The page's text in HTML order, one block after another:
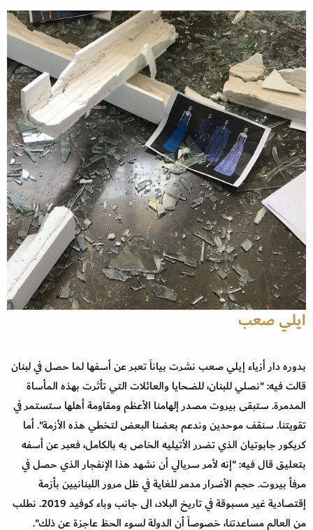
ايلي صعب
بدوره دار أزياء إيلي صعب نشرت بياناً تعبر عن أسفها لما حصل في لبنان
قالت فيه: "نصلي للبنان، للضحايا والعائلات التي تأثرت بهذه المأساة
المدمرة. ستبقى بيروت مصدر إلهامنا الأعظم ومقاومة أهلها ستستمر في
تقويتنا. سنقف موحدين وندعم بعضنا البعض لتخطي هذه الأزمة". أما
كريكور جابوتيان الذي تضرر الأتيليه الخاص به بالكامل، فعبر عن أسفه
بتعليق قال فيه: "إنه لأمر سريالي أن نشهد هذا الإنفجار الذي حصل في
مرفأ بيروت. حجم الأضرار مدمر للغاية في ظل مرور اللبنانيين بأزمة
إقتصادية غير مسبوقة في تاريخ البلاد، الى جانب وباء كوفيد 2019. نطلب
من العالم مساعدتنا، خصوصاً أن الدولة لسوء الحظ عاجزة عن ذلك".